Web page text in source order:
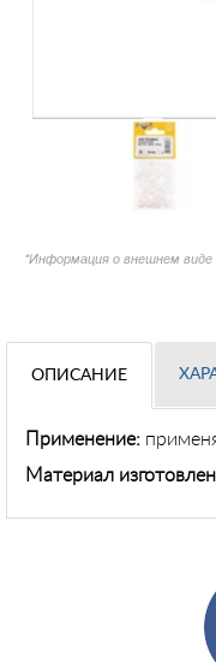
*Информация о внешнем
ОПИСАНИЕ
Применение:
Материал